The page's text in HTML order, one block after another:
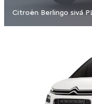
Citroën Berlingo sivá